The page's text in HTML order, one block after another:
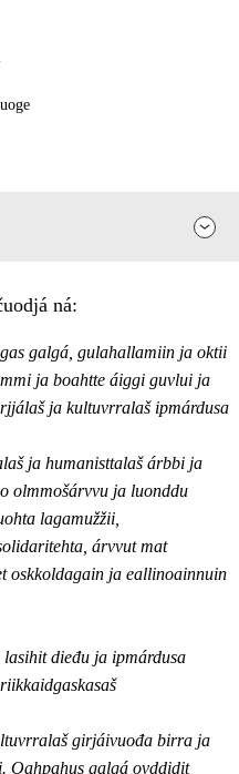
ná:
galgá, gulahallamiin ja oktii
ja boahtte áiggi guvlui ja
ja kultuvrralaš ipmárdusa
ja humanisttalaš árbbi ja
olmmošárvvu ja luonddu
lagamužžii,
árvvut mat
oskkoldagain ja eallinoainnuin
dieđu ja ipmárdusa
girjáivuođa birra ja
Oahpahus galgá ovddidit